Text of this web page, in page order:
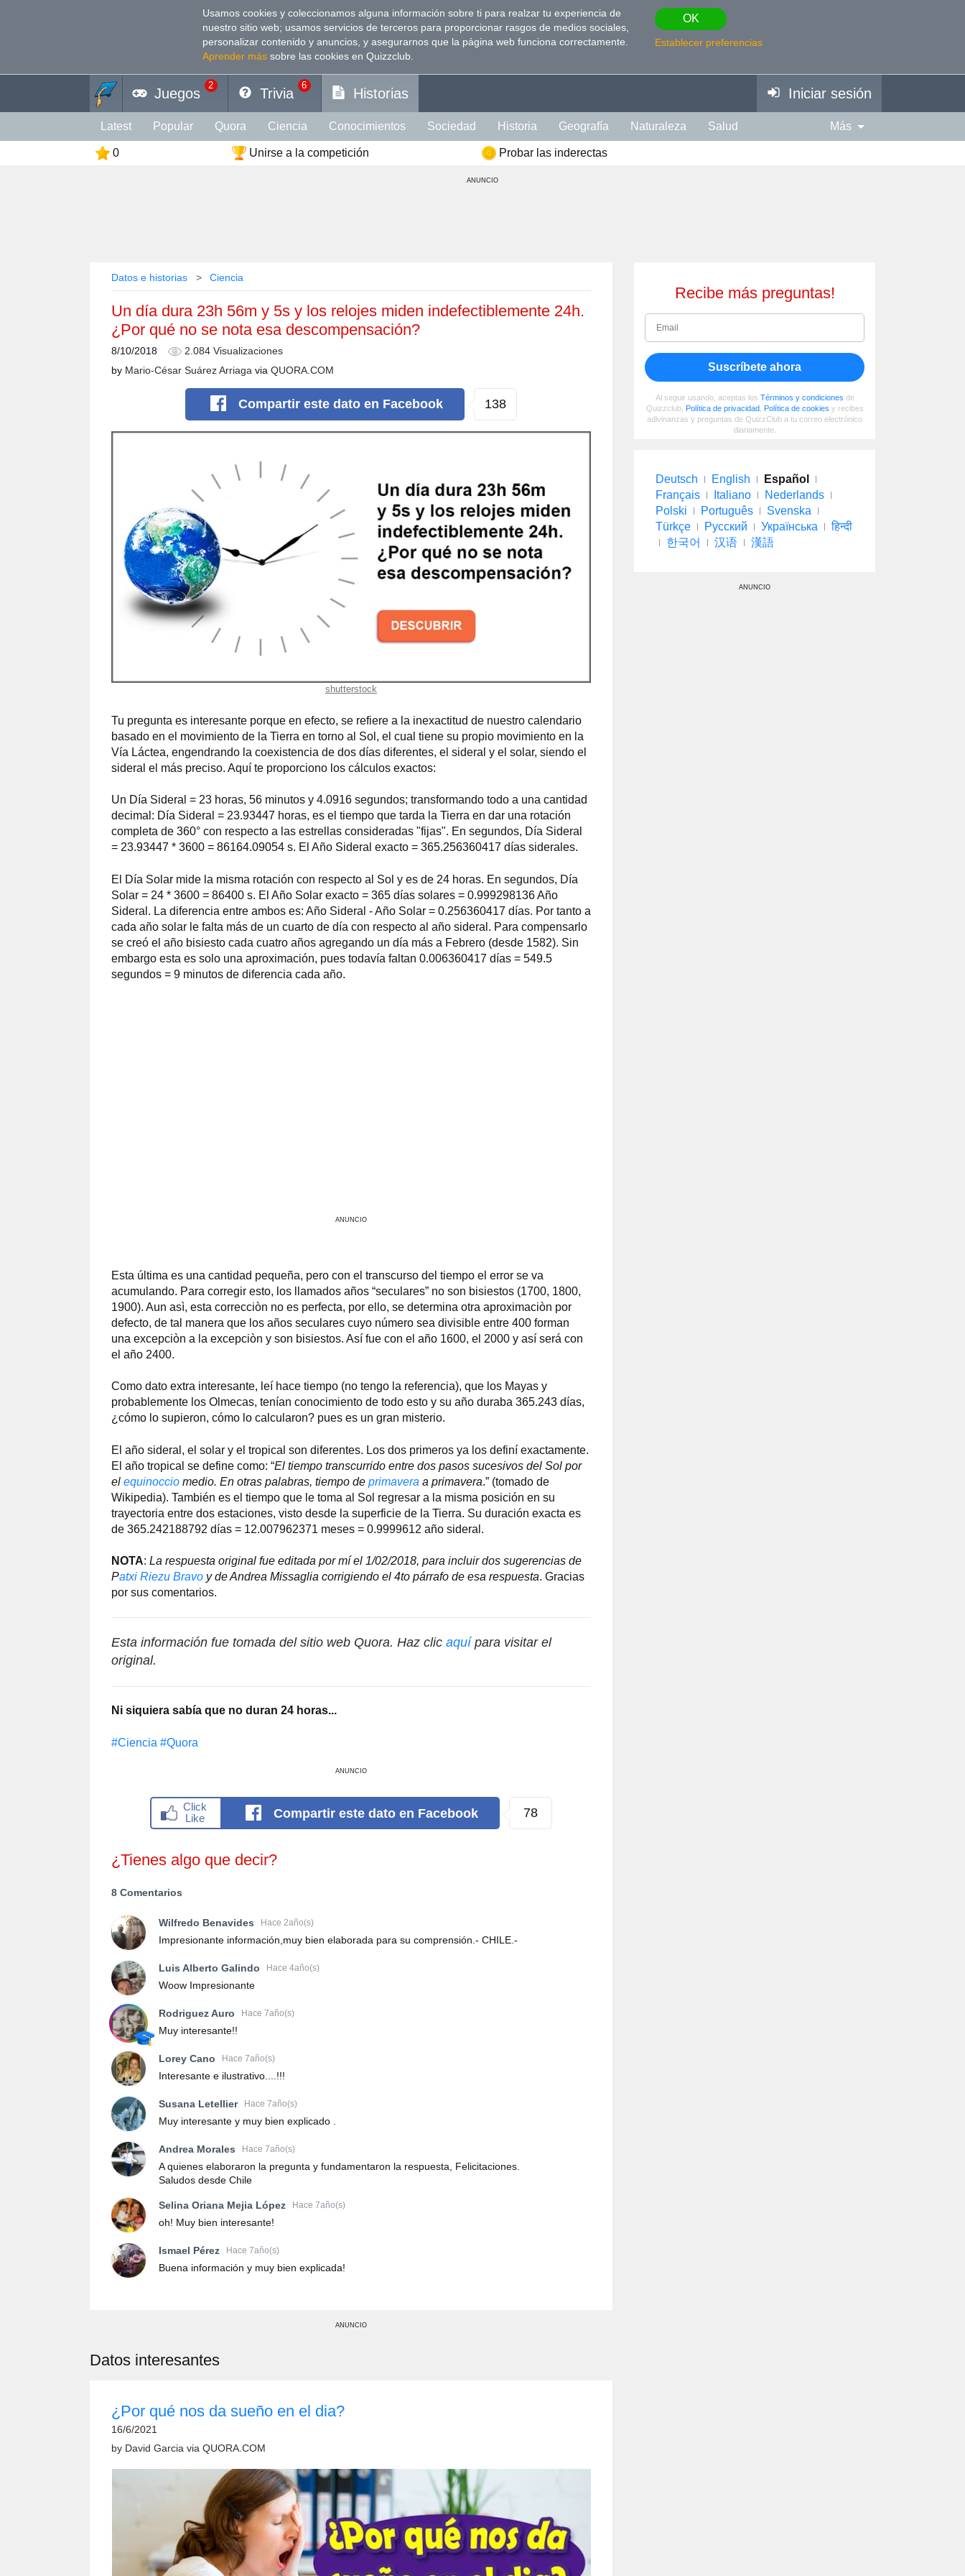
Usamos cookies y coleccionamos alguna información sobre ti para realzar tu experiencia de
nuestro sitio web; usamos servicios de terceros para proporcionar rasgos de medios sociales,
personalizar contenido y anuncios, y asegurarnos que la página web funciona correctamente.
Aprender más sobre las cookies en Quizzclub.
OK
Establecer preferencias
Juegos
2
Trivia
6
Historias Iniciar sesión
Latest Popular Quora Сiencia Conocimientos Sociedad Historia Geografía Naturaleza Salud
Personalidad Animales Visión Política Idioma Comida
Celebridades
Más
0 Unirse a la competición Probar las inderectas
ANUNCIO
Datos e historias Сiencia
Un día dura 23h 56m y 5s y los relojes miden indefectiblemente 24h.
¿Por qué no se nota esa descompensación?
8/10/2018
2.084 Visualizaciones
by Mario-César Suárez Arriaga via QUORA.COM
Compartireste datoen Facebook 138
shutterstock
Tu pregunta es interesante porque en efecto, se refiere a la inexactitud de nuestro calendario
basado en el movimiento de la Tierra en torno al Sol, el cual tiene su propio movimiento en la
Vía Láctea, engendrando la coexistencia de dos días diferentes, el sideral y el solar, siendo el
sideral el más preciso. Aquí te proporciono los cálculos exactos:
Un Día Sideral = 23 horas, 56 minutos y 4.0916 segundos; transformando todo a una cantidad
decimal: Día Sideral = 23.93447 horas, es el tiempo que tarda la Tierra en dar una rotación
completa de 360° con respecto a las estrellas consideradas "fijas". En segundos, Día Sideral
= 23.93447 * 3600 = 86164.09054 s. El Año Sideral exacto = 365.256360417 días siderales.
El Día Solar mide la misma rotación con respecto al Sol y es de 24 horas. En segundos, Día
Solar = 24 * 3600 = 86400 s. El Año Solar exacto = 365 días solares = 0.999298136 Año
Sideral. La diferencia entre ambos es: Año Sideral - Año Solar = 0.256360417 días. Por tanto a
cada año solar le falta más de un cuarto de día con respecto al año sideral. Para compensarlo
se creó el año bisiesto cada cuatro años agregando un día más a Febrero (desde 1582). Sin
embargo esta es solo una aproximación, pues todavía faltan 0.006360417 días = 549.5
segundos = 9 minutos de diferencia cada año.
ANUNCIO
Esta última es una cantidad pequeña, pero con el transcurso del tiempo el error se va
acumulando. Para corregir esto, los llamados años “seculares” no son bisiestos (1700, 1800,
1900). Aun asì, esta correcciòn no es perfecta, por ello, se determina otra aproximaciòn por
defecto, de tal manera que los años seculares cuyo número sea divisible entre 400 forman
una excepciòn a la excepciòn y son bisiestos. Así fue con el año 1600, el 2000 y así será con
el año 2400.
Como dato extra interesante, leí hace tiempo (no tengo la referencia), que los Mayas y
probablemente los Olmecas, tenían conocimiento de todo esto y su año duraba 365.243 días,
¿cómo lo supieron, cómo lo calcularon? pues es un gran misterio.
El año sideral, el solar y el tropical son diferentes. Los dos primeros ya los definí exactamente.
El año tropical se define como: “El tiempo transcurrido entre dos pasos sucesivos del Sol por
el equinoccio medio. En otras palabras, tiempo de primavera a primavera.” (tomado de
Wikipedia). También es el tiempo que le toma al Sol regresar a la misma posición en su
trayectoria entre dos estaciones, visto desde la superficie de la Tierra. Su duración exacta es
de 365.242188792 días = 12.007962371 meses = 0.9999612 año sideral.
NOTA: La respuesta original fue editada por mí el 1/02/2018, para incluir dos sugerencias de
Patxi Riezu Bravo y de Andrea Missaglia corrigiendo el 4to párrafo de esa respuesta. Gracias
por sus comentarios.
Esta información fue tomada del sitio web Quora. Haz clic aquípara visitar el
original.
Ni siquiera sabía que no duran 24 horas...
#Сiencia #Quora
ANUNCIO
Compartir este dato en Facebook 125
¿Tienes algo que decir?
8 Comentarios
Wilfredo Benavides Hace 2año(s)
Impresionante información,muy bien elaborada para su comprensión.- CHILE.-
Luis Alberto Galindo Hace 4año(s)
Woow Impresionante
Rodriguez Auro Hace 7año(s)
Muy interesante!!
Lorey Cano Hace 7año(s)
Interesante e ilustrativo....!!!
Susana Letellier Hace 7año(s)
Muy interesante y muy bien explicado .
Andrea Morales Hace 7año(s)
A quienes elaboraron la pregunta y fundamentaron la respuesta, Felicitaciones.
Saludos desde Chile
Selina Oriana Mejia López Hace 7año(s)
oh! Muy bien interesante!
Ismael Pérez Hace 7año(s)
Buena información y muy bien explicada!
ANUNCIO
Datos interesantes
¿Por qué nos da sueño en el dia?
16/6/2021
by David Garcia via QUORA.COM
Recibe más preguntas!
Suscríbete ahora
Al seguir usando, aceptas los Términos y condiciones de
Quizzclub, Política de privacidad, Política de cookies y recibes
adivinanzas y preguntas de QuizzClub a tu correo electrónico
diariamente.
Deutsch English
Español
Français
Italiano
Nederlands
Polski
Português
Svenska
Türkçe
Русский Українська
हिन्दी
한국어
汉语 漢語
ANUNCIO